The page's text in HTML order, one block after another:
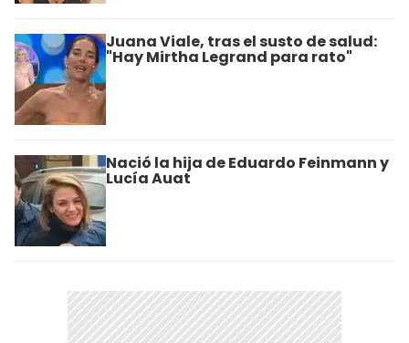
Juana Viale, tras el susto de salud:
"Hay Mirtha Legrand para rato"
Nació la hija de Eduardo Feinmann y
Lucía Auat